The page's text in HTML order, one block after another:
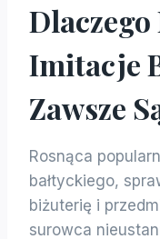
Imitacje
Zawsze
Rosnąca
bałtyckiego,
biżuterię i
surowca